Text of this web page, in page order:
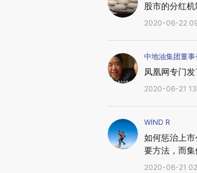
股市的分红
2020-06-22
中地油集团董事
凤凰网专门
2020-06-21
WIND R
如何惩治上
要方法，而集
2020-06-21